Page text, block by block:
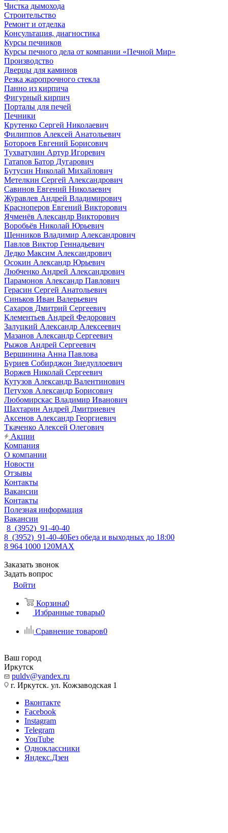
Чистка дымохода
Строительство
Ремонт и отделка
Консультация, диагностика
Курсы печников
Курсы печного дела от компании «Печной Мир»
Производство
Дверцы для каминов
Резка жаропрочного стекла
Панно из кирпича
Фигурный кирпич
Порталы для печей
Печники
Крутенко Сергей Николаевич
Филиппов Алексей Анатольевич
Ботороев Евгений Борисович
Тухватулин Артур Игоревич
Гатапов Батор Дугарович
Бутусин Николай Михайлович
Метелкин Сергей Александрович
Савинов Евгений Николаевич
Журавлев Андрей Владимирович
Красноперов Евгений Викторович
Ячменёв Александр Викторович
Воробьёв Николай Юрьевич
Щенников Владимир Александрович
Павлов Виктор Геннадьевич
Ледко Максим Александрович
Осокин Александр Юрьевич
Любченко Андрей Александрович
Парамонов Александр Павлович
Герасин Сергей Анатольевич
Синьков Иван Валерьевич
Сахаров Дмитрий Сергеевич
Клементьев Андрей Федорович
Залуцкий Александр Алексеевич
Мазанов Александр Сергеевич
Рыжов Андрей Сергеевич
Вершинина Анна Павлова
Буриев Собирджон Зиедуллоевич
Воржев Николай Сергеевич
Кутузов Александр Валентинович
Петухов Александр Борисович
Любомирскас Владимир Иванович
Шахтарин Андрей Дмитриевич
Аксенов Александр Георгиевич
Ткаченко Алексей Олегович
Акции
Компания
О компании
Новости
Отзывы
Контакты
Вакансии
Контакты
Полезная информация
Вакансии
8 (3952) 91-40-40
8 (3952) 91-40-40Без обеда и выходных до 18:00
8 964 1000 120MAX
Заказать звонок
Задать вопрос
Войти
Корзина0
Избранные товары0
Сравнение товаров0
Ваш город
Иркутск
puldv@yandex.ru
г. Иркутск. ул. Кожзаводская 1
Вконтакте
Facebook
Instagram
Telegram
YouTube
Одноклассники
Яндекс.Дзен